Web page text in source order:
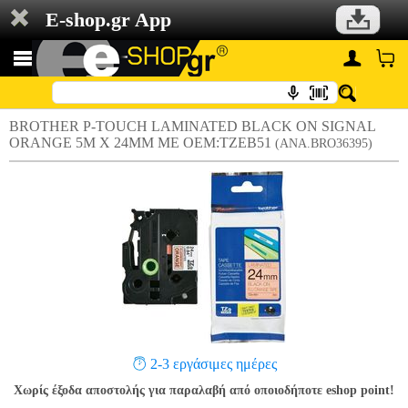
E-shop.gr App
BROTHER P-TOUCH LAMINATED BLACK ON SIGNAL
ORANGE 5M X 24MM ΜΕ OEM:TZEB51 (ANA.BRO36395)
2-3 εργάσιμες ημέρες
Χωρίς έξοδα αποστολής για παραλαβή από οποιοδήποτε eshop point!